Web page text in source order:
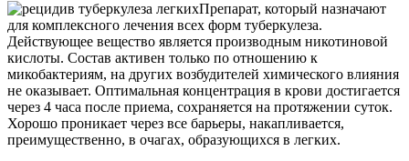
Препарат, который назначают
для комплексного лечения всех форм туберкулеза.
Действующее вещество является производным никотиновой
кислоты. Состав активен только по отношению к
микобактериям, на других возбудителей химического влияния
не оказывает. Оптимальная концентрация в крови достигается
через 4 часа после приема, сохраняется на протяжении суток.
Хорошо проникает через все барьеры, накапливается,
преимущественно, в очагах, образующихся в легких.